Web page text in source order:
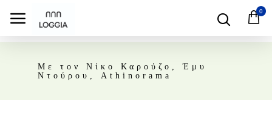
0
Με τον Νίκο Καρούζο, Έμυ
Ντούρου, Athinorama